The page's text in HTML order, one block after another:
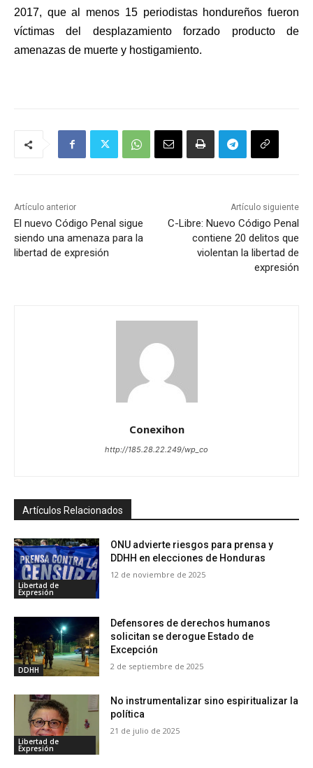
2017, que al menos 15 periodistas hondureños fueron
víctimas del desplazamiento forzado producto de
amenazas de muerte y hostigamiento.
Artículo anterior
El nuevo Código Penal sigue
siendo una amenaza para la
libertad de expresión
Artículo siguiente
C-Libre: Nuevo Código Penal
contiene 20 delitos que
violentan la libertad de
expresión
Conexihon
http://185.28.22.249/wp_co
Artículos Relacionados
Libertad de
Expresión
ONU advierte riesgos para prensa y
DDHH en elecciones de Honduras
12 de noviembre de 2025
DDHH
Defensores de derechos humanos
solicitan se derogue Estado de
Excepción
2 de septiembre de 2025
Libertad de
Expresión
No instrumentalizar sino espiritualizar la
política
21 de julio de 2025